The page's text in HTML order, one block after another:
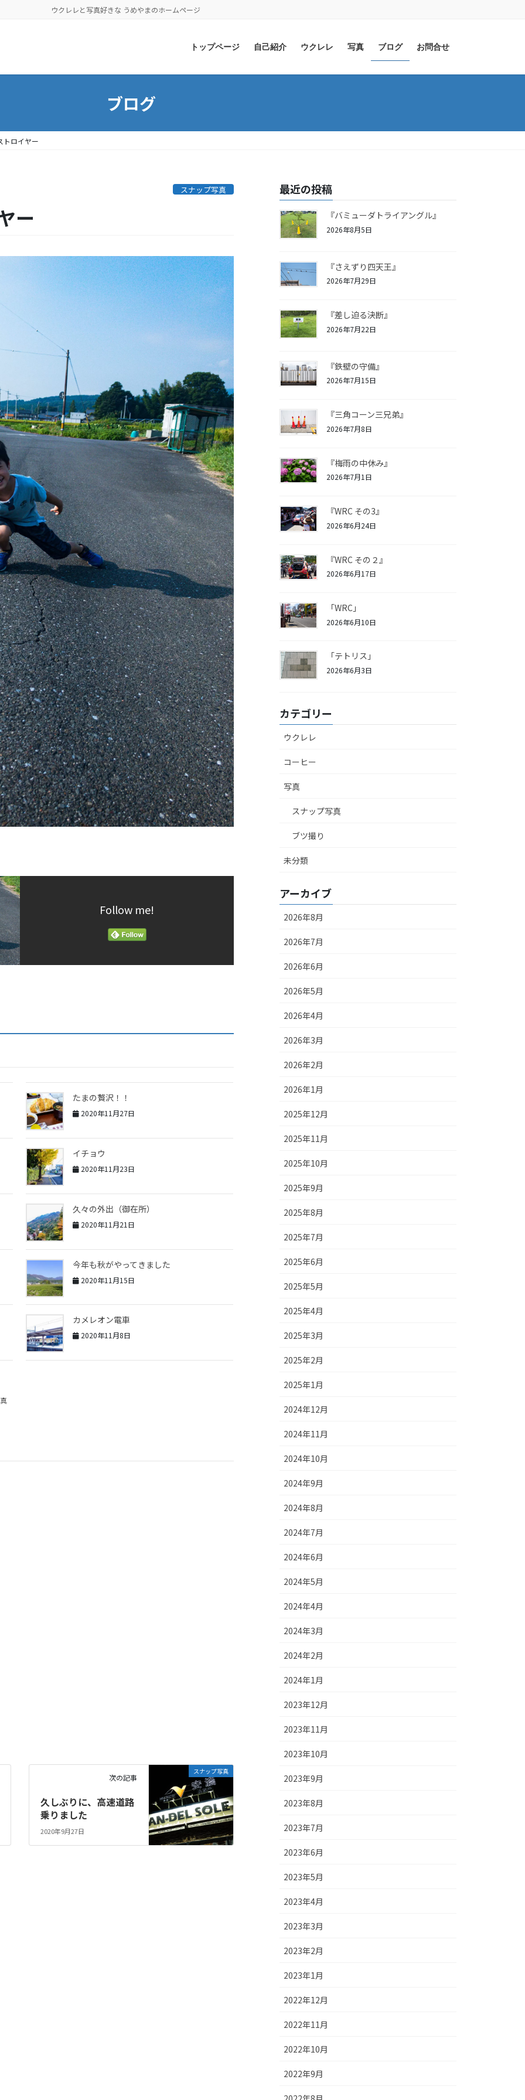
ウクレレと写真好きな うめやまのホームページ
トップページ 自己紹介 ウクレレ 写真 ブログ お問合せ
ブログ
トロイヤー
スナップ写真
ー
Follow me!
たまの贅沢！！
2020年11月27日
イチョウ
2020年11月23日
久々の外出（御在所）
2020年11月21日
今年も秋がやってきました
2020年11月15日
カメレオン電車
2020年11月8日
スナップ写真
次の記事
久しぶりに、高速道路
乗りました
2020年9月27日
最近の投稿
『バミューダトライアングル』
2026年8月5日
『さえずり四天王』
2026年7月29日
『差し迫る決断』
2026年7月22日
『鉄壁の守備』
2026年7月15日
『三角コーン三兄弟』
2026年7月8日
『梅雨の中休み』
2026年7月1日
『WRC その3』
2026年6月24日
『WRC その２』
2026年6月17日
「WRC」
2026年6月10日
「テトリス」
2026年6月3日
カテゴリー
ウクレレ
コーヒー
写真
スナップ写真
ブツ撮り
未分類
アーカイブ
2026年8月
2026年7月
2026年6月
2026年5月
2026年4月
2026年3月
2026年2月
2026年1月
2025年12月
2025年11月
2025年10月
2025年9月
2025年8月
2025年7月
2025年6月
2025年5月
2025年4月
2025年3月
2025年2月
2025年1月
2024年12月
2024年11月
2024年10月
2024年9月
2024年8月
2024年7月
2024年6月
2024年5月
2024年4月
2024年3月
2024年2月
2024年1月
2023年12月
2023年11月
2023年10月
2023年9月
2023年8月
2023年7月
2023年6月
2023年5月
2023年4月
2023年3月
2023年2月
2023年1月
2022年12月
2022年11月
2022年10月
2022年9月